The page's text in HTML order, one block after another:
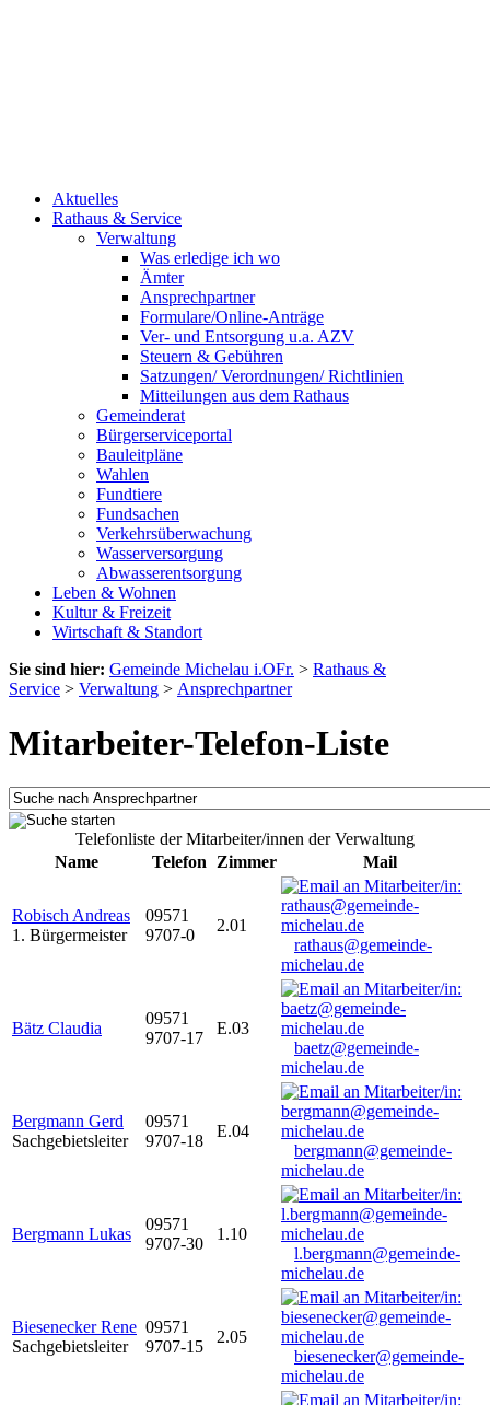
Aktuelles
Rathaus & Service
Verwaltung
Was erledige ich wo
Ämter
Ansprechpartner
Formulare/Online-Anträge
Ver- und Entsorgung u.a. AZV
Steuern & Gebühren
Satzungen/ Verordnungen/ Richtlinien
Mitteilungen aus dem Rathaus
Gemeinderat
Bürgerserviceportal
Bauleitpläne
Wahlen
Fundtiere
Fundsachen
Verkehrsüberwachung
Wasserversorgung
Abwasserentsorgung
Leben & Wohnen
Kultur & Freizeit
Wirtschaft & Standort
Sie sind hier: Gemeinde Michelau i.OFr. > Rathaus &
Service > Verwaltung > Ansprechpartner
Mitarbeiter-Telefon-Liste
Telefonliste der Mitarbeiter/innen der Verwaltung
Name
Telefon Zimmer Mail
Robisch Andreas
1. Bürgermeister
09571
9707-0
2.01
rathaus@gemeinde-
michelau.de
Bätz Claudia
09571
9707-17
E.03
baetz@gemeinde-
michelau.de
Bergmann Gerd
Sachgebietsleiter
09571
9707-18
E.04
bergmann@gemeinde-
michelau.de
Bergmann Lukas
09571
9707-30
1.10
l.bergmann@gemeinde-
michelau.de
Biesenecker Rene
Sachgebietsleiter
09571
9707-15
2.05
biesenecker@gemeinde-
michelau.de